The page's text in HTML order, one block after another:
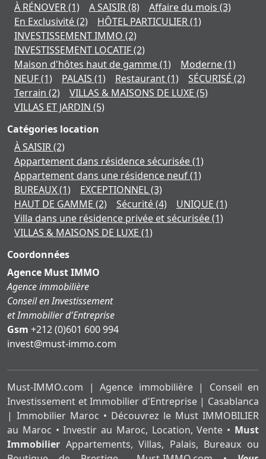
À RÉNOVER(1) A SAISIR(8) Affaire du mois (3)
En Exclusivité(2) HÔTEL PARTICULIER(1)
INVESTISSEMENT IMMO (2)
INVESTISSEMENT LOCATIF(2)
Maison d'hôtes haut de gamme(1) Moderne(1)
NEUF(1) PALAIS (1) Restaurant(1) SÉCURISÉ (2)
Terrain (2) VILLAS & MAISONS DE LUXE (5)
VILLAS ET JARDIN (5)
Catégories location
À SAISIR(2)
Appartement dans résidence sécurisée(1)
Appartement dans une résidence neuf(1)
BUREAUX(1) EXCEPTIONNEL(3)
HAUT DE GAMME (2) Sécurité(4) UNIQUE (1)
Villa dans une résidence privée et sécurisée(1)
VILLAS & MAISONS DE LUXE (1)
Coordonnées
Agence Must IMMO
Agence immobilière
Conseil en Investissement
et Immobilier d'Entreprise
Gsm +212 (0)601 600 994
moc.ommi-tsum@tsevni
Must-IMMO.com | Agence immobilière | Conseil en
Investissement et Immobilier d'Entreprise | Casablanca
| Immobilier Maroc • Découvrez le Must IMMOBILIER
au Maroc • Investir au Maroc, Location, Vente • Must
Immobilier Appartements, Villas, Palais, Bureaux ou